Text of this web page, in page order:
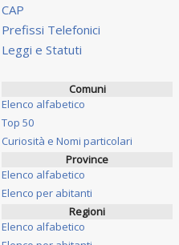
CAP
Prefissi Telefonici
Leggi e Statuti
Comuni
Elenco alfabetico
Top 50
Curiosità e Nomi particolari
Province
Elenco alfabetico
Elenco per abitanti
Regioni
Elenco alfabetico